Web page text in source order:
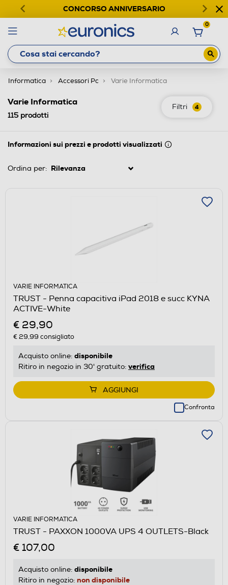
CONCORSO ANNIVERSARIO
0
Informatica Accessori Pc Varie Informatica
Filtri 4
Varie Informatica
115 prodotti
Informazioni sui prezzi e prodotti visualizzati
Ordina per:
VARIE INFORMATICA
TRUST - Penna capacitiva iPad 2018 e succ KYNA
ACTIVE-White
€ 29,90
€ 29,99 consigliato
Acquisto online: disponibile
Ritiro in negozio in 30' gratuito: verifica
AGGIUNGI
Confronta
VARIE INFORMATICA
TRUST - PAXXON 1000VA UPS 4 OUTLETS-Black
€ 107,00
Acquisto online: disponibile
Ritiro in negozio: non disponibile